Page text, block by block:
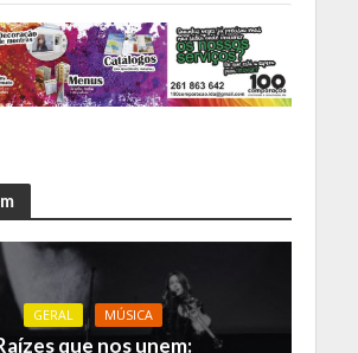
GERAL MÚSICA
que nos unem: